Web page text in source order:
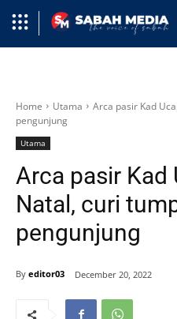
Home Utama
Arca pasir Kad
pengunjung
Utama
Arca pasir Kad
Natal, curi
pengunjung
By editor03 December 20, 2022